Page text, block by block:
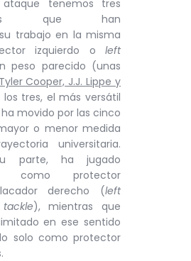
tenemos tres
que han
trabajo en la misma
izquierdo o left
peso parecido (unas
Tyler Cooper, J.J. Lippe y
los tres, el más versátil
movido por las cinco
o menor medida
universitaria.
parte, ha jugado
como protector
derecho (left
), mientras que
en ese sentido
solo como protector